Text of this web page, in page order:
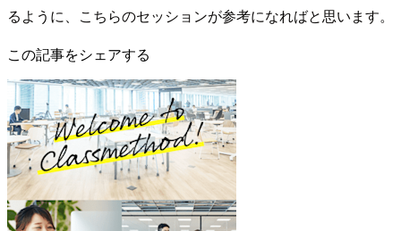
るように、こちらのセッションが参考になればと思います。
この記事をシェアする